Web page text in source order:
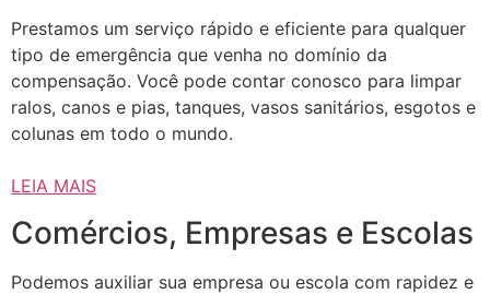
Prestamos um serviço rápido e eficiente para qualquer
tipo de emergência que venha no domínio da
compensação. Você pode contar conosco para limpar
ralos, canos e pias, tanques, vasos sanitários, esgotos e
colunas em todo o mundo.
LEIA MAIS
Comércios, Empresas e Escolas
Podemos auxiliar sua empresa ou escola com rapidez e